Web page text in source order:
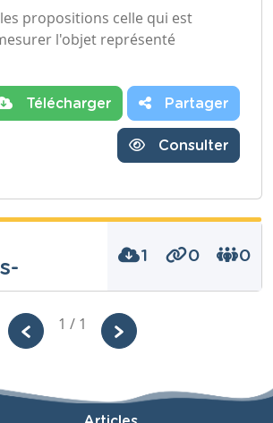
propositions celle qui est
l'objet représenté
Télécharger Partager
Consulter
1 0 0
1 / 1